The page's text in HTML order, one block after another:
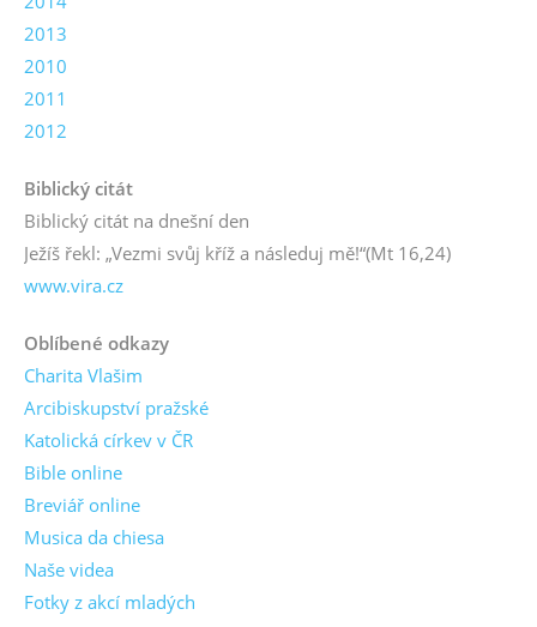
2013
2010
2011
2012
Biblický citát
Biblický citát na dnešní den
Ježíš řekl: „Vezmi svůj kříž a následuj mě!“(Mt 16,24)
www.vira.cz
Oblíbené odkazy
Charita Vlašim
Arcibiskupství pražské
Katolická církev v ČR
Bible online
Breviář online
Musica da chiesa
Naše videa
Fotky z akcí mladých